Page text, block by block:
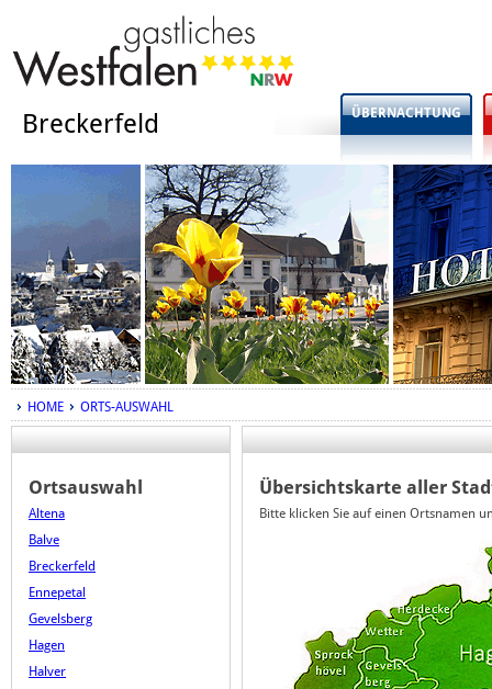
Breckerfeld ÜBERNACHTUNG
HOME ORTS-AUSWAHL
Ortsauswahl
Altena
Balve
Breckerfeld
Ennepetal
Gevelsberg
Hagen
Halver
Übersichtskarte aller
Bitte klicken Sie auf einen Ortsnamen